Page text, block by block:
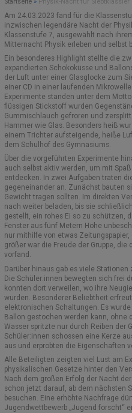
ORIENTIERUNGSSTUFE
MITTELSTUFE
OBERSTUFE MSS
SCHULGESCHICHTE
MARION GRÄFIN DÖNHOFF
EUROPASCHULE RLP
BOTSCHAFTERSCHULE FÜR DAS
BERUFSORIENTIERUNG (BO)
AUSBILDUNGSSCHULE
SCHULSOZIALARBEIT
SCHULELTERNBEIRAT (SEB)
GREMIEN UND AUSSCHÜSSE
VEREIN DER FREUNDE
E-CHOR DES MDG
FREIWILLIGES SOZIALES JAHR
EVENTS
AUSTAUSCHPROGRAMME/
KOOPERATIONSPARTNER
KOOPERATION ELTERN/SCHULE
MOODLE
SCHULBÜCHER
FUNDSACHEN
ANMELDUNGEN – INFORMATIONEN
SCHÜLERAUSWEIS
SCHLIESSFÄCHER
SCHULKOLLEKTION
KONTAKT
MOODLE UND BIGBLUEBUTTON –
Startseite » Physik-Nacht für Siebtklässler
Am 24.03.2023 fand für die
inzwischen legendäre Nacht der
Klassenstufe 7, ausgewählt nach
Mitternacht Physik erleben und selbst
Ein besonderes Highlight stellte die
expandierten Schokoküsse und
der Luft unter einer Glasglocke zum
einer CD in einer laufenden
Experimente standen unter dem
flüssigen Stickstoff wurden
Gummischlauch gefroren und
Hammer wie Glas. Besonders heiß
einem Trichter aufsteigende, heiße
dem Schulhof des Gymnasiums.
Über die vorgeführten Experimente
auch selbst aktiv werden, um mit
entdecken. In zwei Aufgaben traten
gegeneinander an. Zunächst bauten
Gewicht tragen sollten. Im direkten
nach weiter beladen, bis sie
gestellt, ein rohes Ei so zu schützen,
Fenster aus fünf Metern Höhe
nur mithilfe von etwas
größer war die Freude der Gruppe,
vorfand.
Darüber hinaus gab es viele
Die Schüler:innen bewegten sich frei
konnten dort verweilen, wo ihre
wurden. Besonderer Beliebtheit
elektronischen Schaltungen. Es
Ballon gestochen werden kann, ohne
Wasser spritzte nur durch Reiben der
Schüler:innen schossen eine Kerze
aus und erprobten die Eigenschaften
Alle Beteiligten zeigten viel Lust am
physikalischen Gesetze hinter den
Nach dem großen Erfolg der Nacht
schon jetzt darauf, ab dem nächsten
besuchen. Eine erhöhte Nachfrage
Jugendwettbewerb „Jugend forscht“